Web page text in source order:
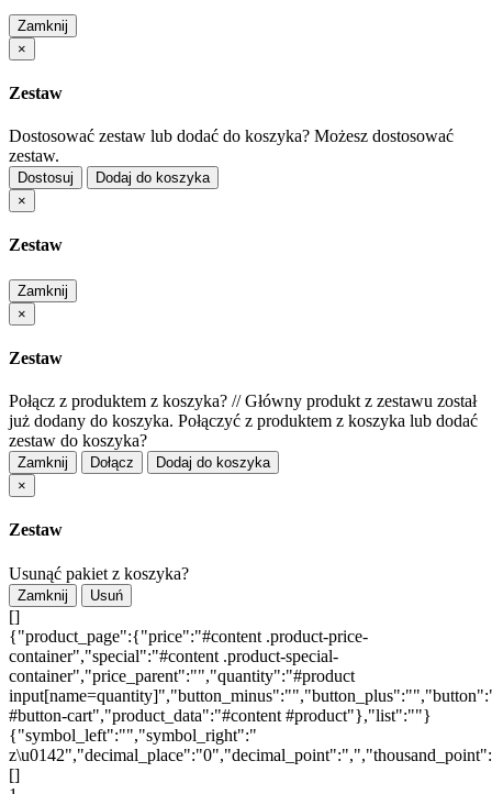
Zamknij
×
Zestaw
Dostosować zestaw lub dodać do koszyka? Możesz dostosować
zestaw.
Dostosuj
Dodaj do koszyka
×
Zestaw
Zamknij
×
Zestaw
Połącz z produktem z koszyka? //Główny produkt z zestawu został
już dodany do koszyka. Połączyć z produktem z koszyka lub dodać
zestaw do koszyka?
Zamknij Dołącz
Dodaj do koszyka
×
Zestaw
Usunąć pakiet z koszyka?
Zamknij Usuń
[]
{"product_page":{"price":"#content .product-price-
container","special":"#content .product-special-
container","price_parent":"","quantity":"#product
#button-cart","product_data":"#content #product"},"list":""}
{"symbol_left":"","symbol_right":"
[]